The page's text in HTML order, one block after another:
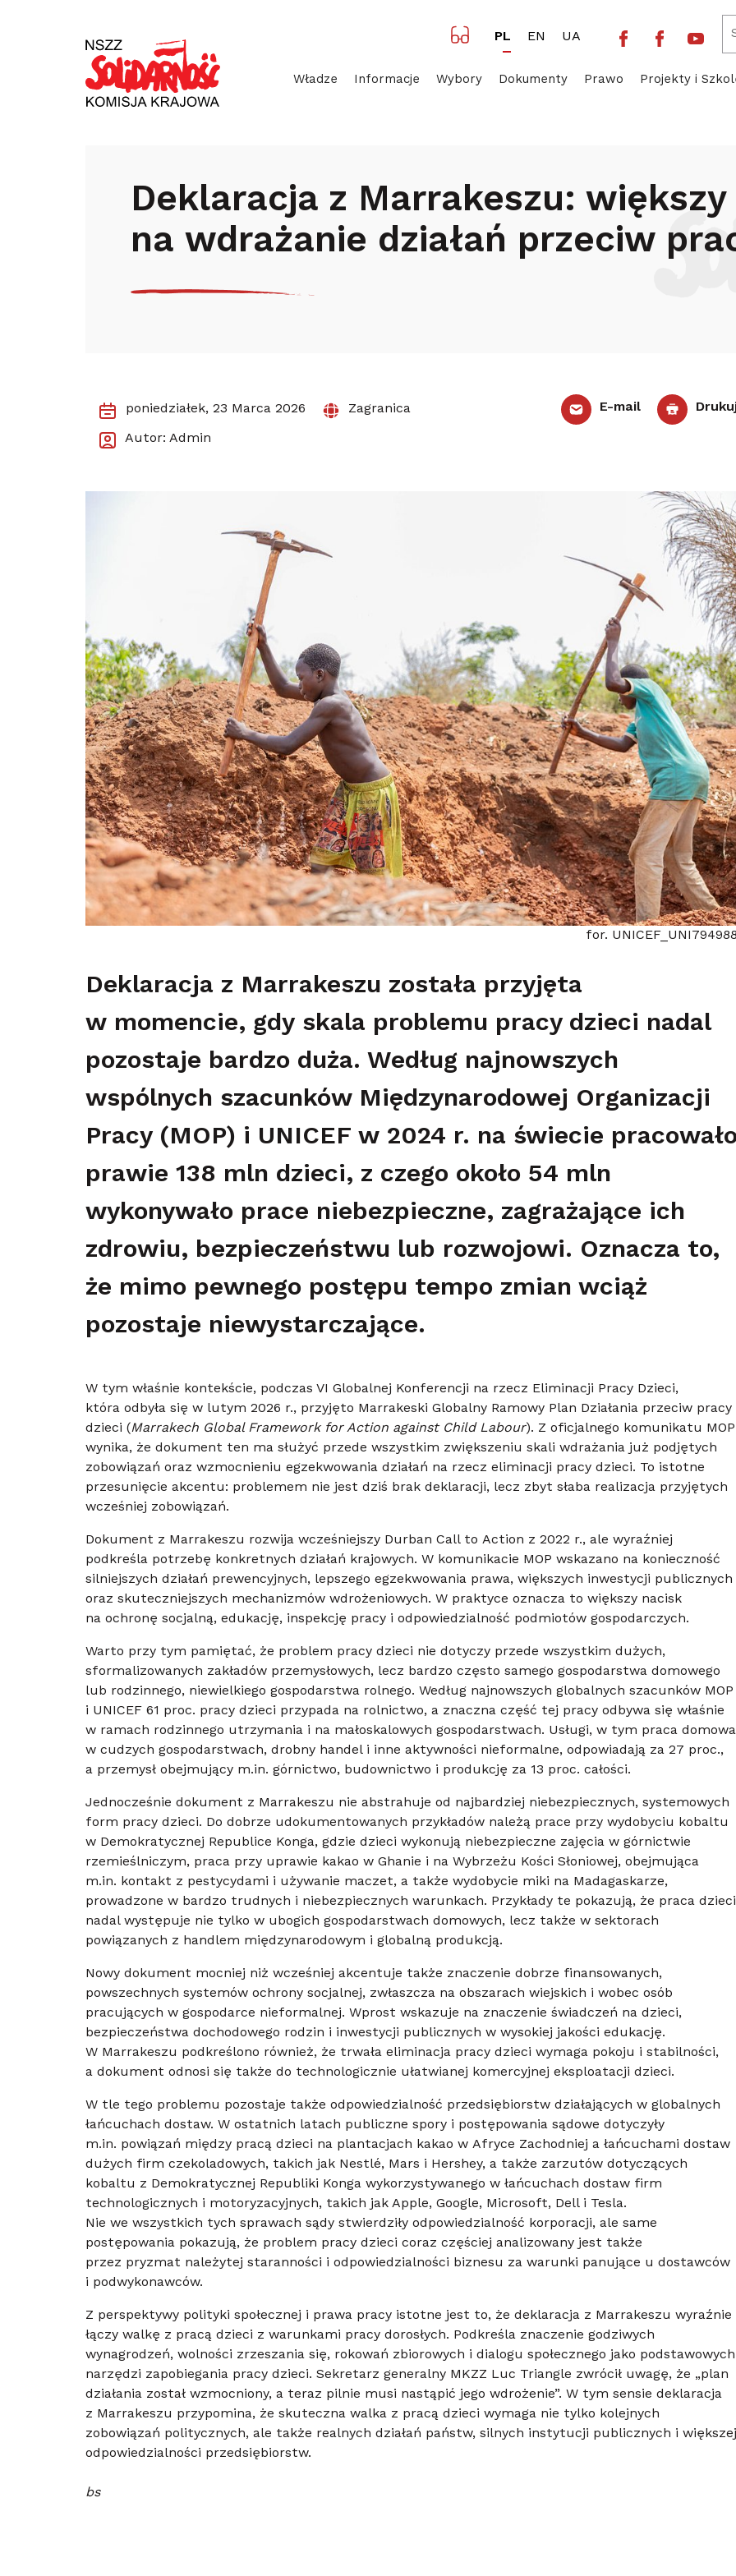
PL EN UA FacebookFacebook
Władze Informacje Wybory Dokumenty Prawo Projekty i
Deklaracja z Marrakeszu:
na wdrażanie działań przeciw
poniedziałek, 23 Marca 2026 Zagranica
Autor: Admin
E-mail
for.
Deklaracja z Marrakeszu została przyjęta
w momencie, gdy skala problemu pracy dzieci nadal
pozostaje bardzo duża. Według najnowszych
wspólnych szacunków Międzynarodowej Organizacji
Pracy (MOP) i UNICEF w 2024 r. na świecie
prawie 138 mln dzieci, z czego około 54 mln
wykonywało prace niebezpieczne, zagrażające ich
zdrowiu, bezpieczeństwu lub rozwojowi. Oznacza to,
że mimo pewnego postępu tempo zmian wciąż
pozostaje niewystarczające.
W tym właśnie kontekście, podczas VI Globalnej Konferencji na rzecz Eliminacji Pracy Dzieci,
która odbyła się w lutym 2026 r., przyjęto Marrakeski Globalny Ramowy Plan Działania przeciw pracy
dzieci (Marrakech Global Framework for Action against Child Labour). Z oficjalnego komunikatu MOP
wynika, że dokument ten ma służyć przede wszystkim zwiększeniu skali wdrażania już podjętych
zobowiązań oraz wzmocnieniu egzekwowania działań na rzecz eliminacji pracy dzieci. To istotne
przesunięcie akcentu: problemem nie jest dziś brak deklaracji, lecz zbyt słaba realizacja przyjętych
wcześniej zobowiązań.
Dokument z Marrakeszu rozwija wcześniejszy Durban Call to Action z 2022 r., ale wyraźniej
podkreśla potrzebę konkretnych działań krajowych. W komunikacie MOP wskazano na konieczność
silniejszych działań prewencyjnych, lepszego egzekwowania prawa, większych inwestycji publicznych
oraz skuteczniejszych mechanizmów wdrożeniowych. W praktyce oznacza to większy nacisk
na ochronę socjalną, edukację, inspekcję pracy i odpowiedzialność podmiotów gospodarczych.
Warto przy tym pamiętać, że problem pracy dzieci nie dotyczy przede wszystkim dużych,
sformalizowanych zakładów przemysłowych, lecz bardzo często samego gospodarstwa domowego
lub rodzinnego, niewielkiego gospodarstwa rolnego. Według najnowszych globalnych szacunków MOP
i UNICEF 61 proc. pracy dzieci przypada na rolnictwo, a znaczna część tej pracy odbywa się właśnie
w ramach rodzinnego utrzymania i na małoskalowych gospodarstwach. Usługi, w tym praca domowa
w cudzych gospodarstwach, drobny handel i inne aktywności nieformalne, odpowiadają za 27 proc.,
a przemysł obejmujący m.in. górnictwo, budownictwo i produkcję za 13 proc. całości.
Jednocześnie dokument z Marrakeszu nie abstrahuje od najbardziej niebezpiecznych, systemowych
form pracy dzieci. Do dobrze udokumentowanych przykładów należą prace przy wydobyciu kobaltu
w Demokratycznej Republice Konga, gdzie dzieci wykonują niebezpieczne zajęcia w górnictwie
rzemieślniczym, praca przy uprawie kakao w Ghanie i na Wybrzeżu Kości Słoniowej, obejmująca
m.in. kontakt z pestycydami i używanie maczet, a także wydobycie miki na Madagaskarze,
prowadzone w bardzo trudnych i niebezpiecznych warunkach. Przykłady te pokazują, że praca dzieci
nadal występuje nie tylko w ubogich gospodarstwach domowych, lecz także w sektorach
powiązanych z handlem międzynarodowym i globalną produkcją.
Nowy dokument mocniej niż wcześniej akcentuje także znaczenie dobrze finansowanych,
powszechnych systemów ochrony socjalnej, zwłaszcza na obszarach wiejskich i wobec osób
pracujących w gospodarce nieformalnej. Wprost wskazuje na znaczenie świadczeń na dzieci,
bezpieczeństwa dochodowego rodzin i inwestycji publicznych w wysokiej jakości edukację.
W Marrakeszu podkreślono również, że trwała eliminacja pracy dzieci wymaga pokoju i stabilności,
a dokument odnosi się także do technologicznie ułatwianej komercyjnej eksploatacji dzieci.
W tle tego problemu pozostaje także odpowiedzialność przedsiębiorstw działających w globalnych
łańcuchach dostaw. W ostatnich latach publiczne spory i postępowania sądowe dotyczyły
m.in. powiązań między pracą dzieci na plantacjach kakao w Afryce Zachodniej a łańcuchami dostaw
dużych firm czekoladowych, takich jak Nestlé, Mars i Hershey, a także zarzutów dotyczących
kobaltu z Demokratycznej Republiki Konga wykorzystywanego w łańcuchach dostaw firm
technologicznych i motoryzacyjnych, takich jak Apple, Google, Microsoft, Dell i Tesla.
Nie we wszystkich tych sprawach sądy stwierdziły odpowiedzialność korporacji, ale same
postępowania pokazują, że problem pracy dzieci coraz częściej analizowany jest także
przez pryzmat należytej staranności i odpowiedzialności biznesu za warunki panujące u dostawców
i podwykonawców.
Z perspektywy polityki społecznej i prawa pracy istotne jest to, że deklaracja z Marrakeszu wyraźnie
łączy walkę z pracą dzieci z warunkami pracy dorosłych. Podkreśla znaczenie godziwych
wynagrodzeń, wolności zrzeszania się, rokowań zbiorowych i dialogu społecznego jako podstawowych
narzędzi zapobiegania pracy dzieci. Sekretarz generalny MKZZ Luc Triangle zwrócił uwagę, że „plan
działania został wzmocniony, a teraz pilnie musi nastąpić jego wdrożenie”. W tym sensie deklaracja
z Marrakeszu przypomina, że skuteczna walka z pracą dzieci wymaga nie tylko kolejnych
zobowiązań politycznych, ale także realnych działań państw, silnych instytucji publicznych i większej
odpowiedzialności przedsiębiorstw.
bs